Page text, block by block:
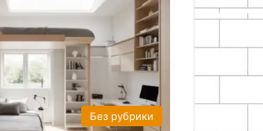
Без рубрики